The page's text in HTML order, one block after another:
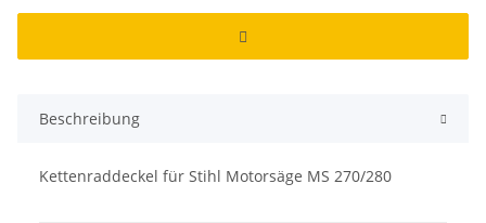
Beschreibung
Kettenraddeckel für Stihl Motorsäge MS 270/280